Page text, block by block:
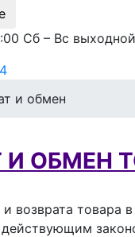
Сб – Вс выходной
и обмен
И ОБМЕН
возврата товара в